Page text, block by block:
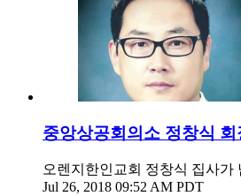
중앙상공회의소 정창식 회
오렌지한인교회 정창식 집사가
Jul 26, 2018 09:52 AM PDT